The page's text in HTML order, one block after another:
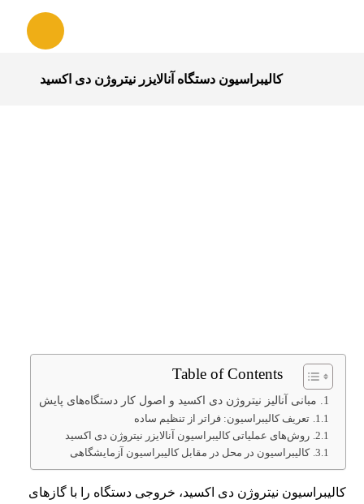
کالیبراسیون دستگاه آنالایزر نیتروژن دی اکسید
Table of Contents
مبانی آنالیز نیتروژن دی اکسید و اصول کار دستگاه‌های پایش
تعریف کالیبراسیون: فراتر از تنظیم ساده
روش‌های عملیاتی کالیبراسیون آنالایزر نیتروژن دی اکسید
کالیبراسیون در محل در مقابل کالیبراسیون آزمایشگاهی
کالیبراسیون نیتروژن دی اکسید، خروجی دستگاه را با گازهای